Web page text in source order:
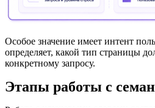
Особое значение имеет интент
определяет, какой тип страницы
конкретному запросу.
Этапы работы с